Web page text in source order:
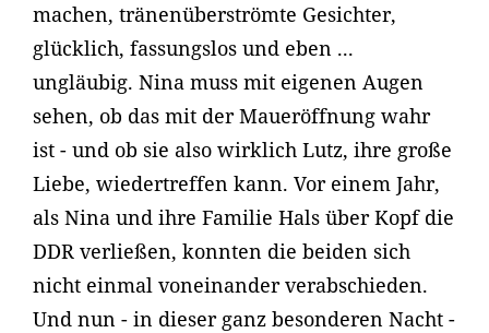
machen, tränenüberströmte Gesichter,
glücklich, fassungslos und eben ...
ungläubig. Nina muss mit eigenen Augen
sehen, ob das mit der Maueröffnung wahr
ist - und ob sie also wirklich Lutz, ihre große
Liebe, wiedertreffen kann. Vor einem Jahr,
als Nina und ihre Familie Hals über Kopf die
DDR verließen, konnten die beiden sich
nicht einmal voneinander verabschieden.
Und nun - in dieser ganz besonderen Nacht -